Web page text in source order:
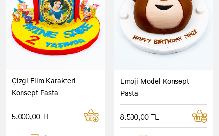
Çizgi Film Karakteri
Konsept Pasta
5.000,00 TL
Emoji Model Konsept
Pasta
8.500,00 TL